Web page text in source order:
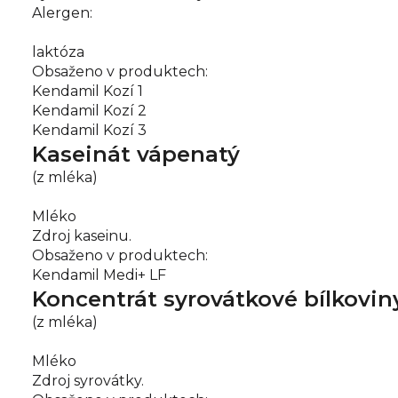
Alergen:
laktóza
Obsaženo v produktech:
Kendamil Kozí 1
Kendamil Kozí 2
Kendamil Kozí 3
Kaseinát vápenatý
(z mléka)
Mléko
Zdroj kaseinu.
Obsaženo v produktech:
Kendamil Medi+ LF
Koncentrát syrovátkové
(z mléka)
Mléko
Zdroj syrovátky.